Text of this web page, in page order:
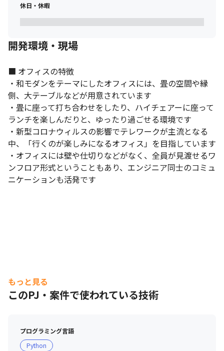
休日・休暇
開発環境・現場
■ オフィスの特徴
・和モダンをテーマにしたオフィスには、畳の空間や縁
側、大テーブルなどが用意されています
・畳に座って打ち合わせをしたり、ハイチェアーに座って
ランチを楽しんだりと、ゆったり過ごせる環境です
・新型コロナウィルスの影響でテレワークが主流となる
中、「行くのが楽しみになるオフィス」を目指しています
・オフィスには壁や仕切りなどがなく、全員が見渡せるワ
ンフロア形式ということもあり、エンジニア同士のコミュ
ニケーションも活発です
もっと見る
このPJ・案件で使われている技術
プログラミング言語
Python